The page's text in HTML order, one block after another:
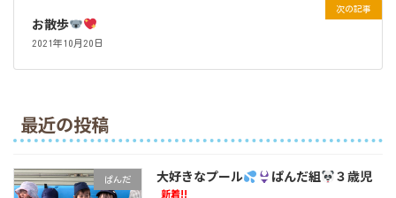
次の記事
お散歩
2021年10月20日
最近の投稿
ぱんだ 大好きなプール ぱんだ組 ３歳児
新着!!